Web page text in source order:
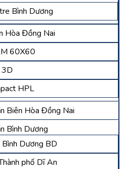
Bình Dương
Hòa Đồng Nai
60X60
HPL
Biên Hòa Đồng Nai
Bình Dương
Dương BD
phố Dĩ An